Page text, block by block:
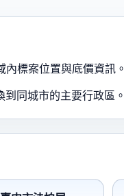
標案位置與底價資訊。
同城市的主要行政區。